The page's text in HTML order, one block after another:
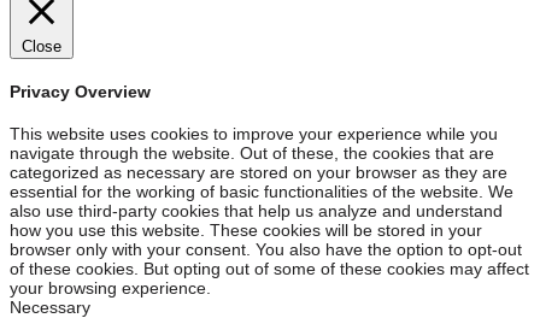
Close
Privacy Overview
This website uses cookies to improve your experience while you
navigate through the website. Out of these, the cookies that are
categorized as necessary are stored on your browser as they are
essential for the working of basic functionalities of the website. We
also use third-party cookies that help us analyze and understand
how you use this website. These cookies will be stored in your
browser only with your consent. You also have the option to opt-out
of these cookies. But opting out of some of these cookies may affect
your browsing experience.
Necessary